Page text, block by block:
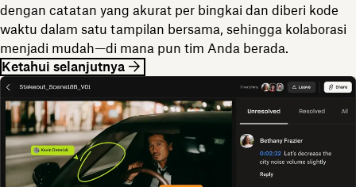
dengan catatan yang akurat per bingkai dan diberi kode
waktu dalam satu tampilan bersama, sehingga kolaborasi
menjadi mudah—di mana pun tim Anda berada.
Ketahui selanjutnya